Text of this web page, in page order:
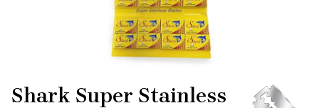
Shark Super Stainless